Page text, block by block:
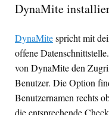
DynaMite
DynaMitespricht mit
offene
von DynaMite den
Benutzer. Die Option
Benutzernamen rechts
die entsprechende